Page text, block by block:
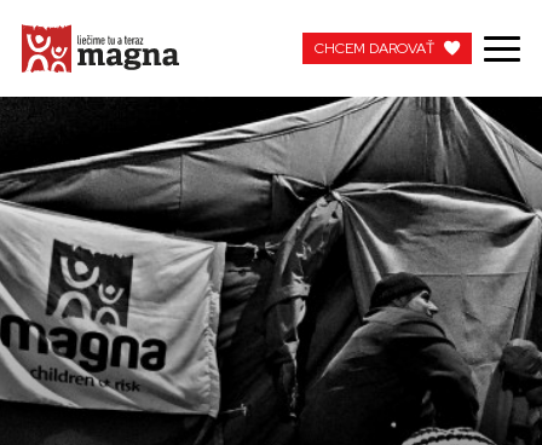
CHCEM DAROVAŤ
MOJA MAGNA
PRACUJTE S NAMI
CHCEM DAROVAŤ
Domů